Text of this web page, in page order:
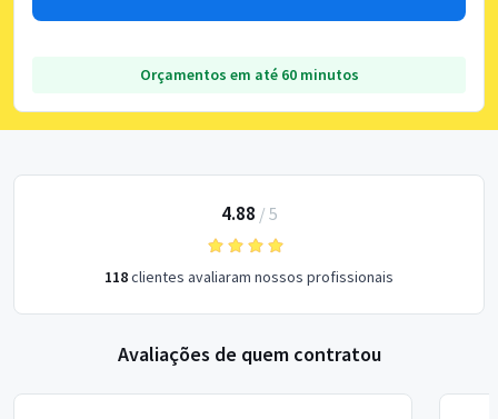
Orçamentos em até 60 minutos
4.88 / 5
118clientes avaliaram nossos profissionais
Avaliações de quem contratou